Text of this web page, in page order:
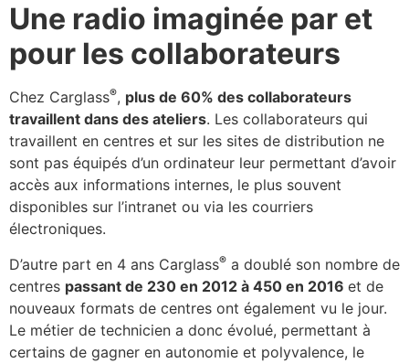
Une radio imaginée par et
pour les collaborateurs
Chez Carglass®, plus de 60% des collaborateurs
travaillent dans des ateliers. Les collaborateurs qui
travaillent en centres et sur les sites de distribution ne
sont pas équipés d’un ordinateur leur permettant d’avoir
accès aux informations internes, le plus souvent
disponibles sur l’intranet ou via les courriers
électroniques.
D’autre part en 4 ans Carglass® a doublé son nombre de
centres passant de 230 en 2012 à 450 en 2016 et de
nouveaux formats de centres ont également vu le jour.
Le métier de technicien a donc évolué, permettant à
certains de gagner en autonomie et polyvalence, le